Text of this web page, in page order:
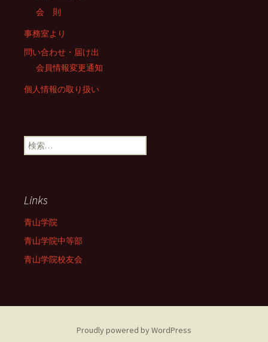
会 則
事務室より
問い合わせ・届け出
会員情報変更通知
個人情報の取り扱い
検
索:
Links
青山学院
青山学院中等部
青山学院校友会
Proudly powered by WordPress